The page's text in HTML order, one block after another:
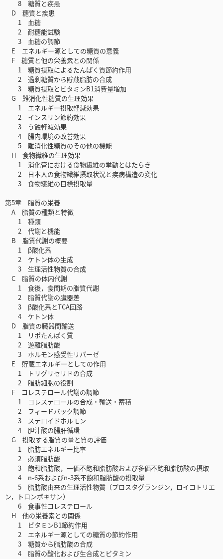
8 糖質と疾患
D 糖質と疾患
1 血糖
2 耐糖能試験
3 血糖の調節
E エネルギー源としての糖質の意義
F 糖質と他の栄養素との関係
1 糖質摂取によるたんぱく質節約作用
2 過剰糖質から貯蔵脂肪の合成
3 糖質摂取とビタミンB1消費量増加
G 難消化性糖質の生理効果
1 エネルギー摂取軽減効果
2 インスリン節約効果
3 う蝕軽減効果
4 腸内環境の改善効果
5 難消化性糖質のその他の機能
H 食物繊維の生理効果
1 消化管における食物繊維の挙動とはたらき
2 日本人の食物繊維摂取状況と疾病構造の変化
3 食物繊維の目標摂取量
第5章 脂質の栄養
A 脂質の種類と特徴
1 種類
2 代謝と機能
B 脂質代謝の概要
1 β酸化系
2 ケトン体の生成
3 生理活性物質の合成
C 脂質の体内代謝
1 食後，食間期の脂質代謝
2 脂質代謝の臓器差
3 β酸化系とTCA回路
4 ケトン体
D 脂質の臓器間輸送
1 リポたんぱく質
2 遊離脂肪酸
3 ホルモン感受性リパーゼ
E 貯蔵エネルギーとしての作用
1 トリグリセリドの合成
2 脂肪細胞の役割
F コレステロール代謝の調節
1 コレステロールの合成・輸送・蓄積
2 フィードバック調節
3 ステロイドホルモン
4 胆汁酸の腸肝循環
G 摂取する脂質の量と質の評価
1 脂肪エネルギー比率
2 必須脂肪酸
3 飽和脂肪酸，一価不飽和脂肪酸および多価不飽和脂肪酸の摂取
4 n-6系およびn-3系不飽和脂肪酸の摂取量
5 脂肪酸由来の生理活性物質（プロスタグランジン，ロイコトリエ
ン，トロンボキサン）
6 食事性コレステロール
H 他の栄養素との関係
1 ビタミンB1節約作用
2 エネルギー源としての糖質の節約作用
3 糖質から脂肪酸の合成
4 脂質の酸化および生合成とビタミン